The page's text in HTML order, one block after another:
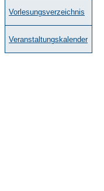
Vorlesungsverzeichnis
Veranstaltungskalender